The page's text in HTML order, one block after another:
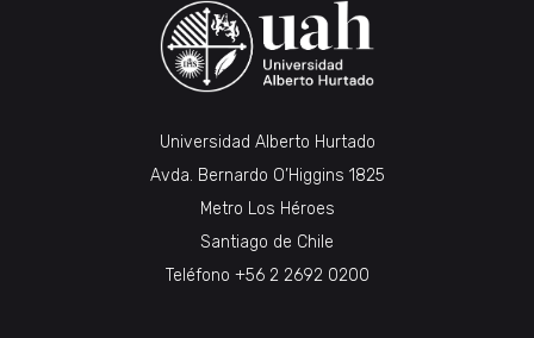
Universidad Alberto Hurtado
Avda. Bernardo O’Higgins 1825
Metro Los Héroes
Santiago de Chile
Teléfono +56 2 2692 0200